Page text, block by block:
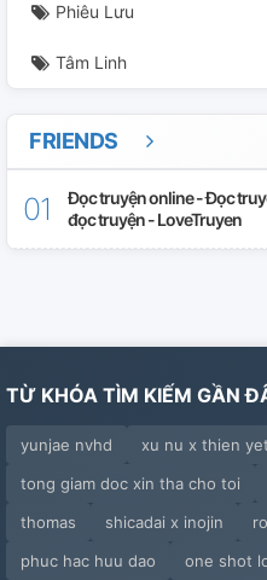
Chương 26: Sinh Con.
Chương 27: Cầu Nguyện.
Phiêu Lưu
Tâm Linh
FRIENDS
Đọc truyện online - Đọc
đọc truyện - LoveTruyen
TỪ KHÓA TÌM KIẾM GẦN
yunjae nvhd
xu nu x thien
tong giam doc xin tha cho toi
thomas
shicadai x inojin
phuc hac huu dao
one shot